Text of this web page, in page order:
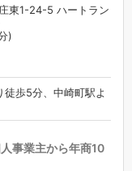
東1-24-5 ハートラン
)
歩5分、中崎町駅よ
事業主から年商10